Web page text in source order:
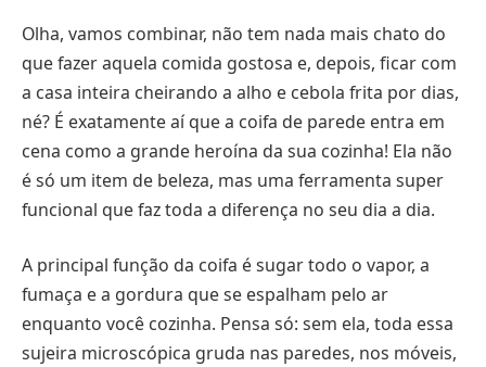
Olha, vamos combinar, não tem nada mais chato do
que fazer aquela comida gostosa e, depois, ficar com
a casa inteira cheirando a alho e cebola frita por dias,
né? É exatamente aí que a coifa de parede entra em
cena como a grande heroína da sua cozinha! Ela não
é só um item de beleza, mas uma ferramenta super
funcional que faz toda a diferença no seu dia a dia.
A principal função da coifa é sugar todo o vapor, a
fumaça e a gordura que se espalham pelo ar
enquanto você cozinha. Pensa só: sem ela, toda essa
sujeira microscópica gruda nas paredes, nos móveis,